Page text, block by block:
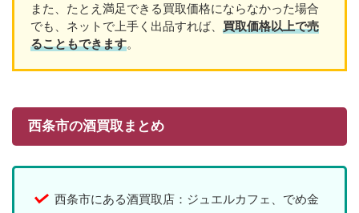
また、たとえ満足できる買取価格にならなかった場合
でも、ネットで上手く出品すれば、 買取価格以上で売
ることもできます。
西条市の酒買取まとめ
西条市にある酒買取店：ジュエルカフェ、でめ金